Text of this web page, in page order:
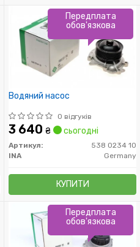
Водяний насос
0 відгуків
3 640 ₴ сьогодні
Артикул:
538 0234 10
INA
Germany
КУПИТИ
Передплата
обов'язкова
Передплата
обов'язкова